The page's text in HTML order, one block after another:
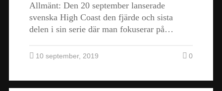
Allmänt: Den 20 september lanserade
svenska High Coast den fjärde och sista
delen i sin serie där man fokuserar på…
10 september, 2019 0